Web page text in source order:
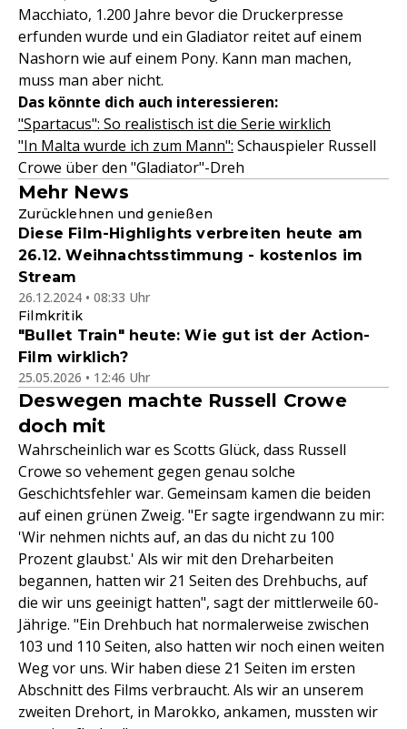
Macchiato, 1.200 Jahre bevor die Druckerpresse
erfunden wurde und ein Gladiator reitet auf einem
Nashorn wie auf einem Pony. Kann man machen,
muss man aber nicht.
Das könnte dich auch interessieren:
"Spartacus": So realistisch ist die Serie wirklich
"In Malta wurde ich zum Mann": Schauspieler Russell
Crowe über den "Gladiator"-Dreh
Mehr News
Zurücklehnen und genießen
Diese Film-Highlights verbreiten heute am
26.12. Weihnachtsstimmung - kostenlos im
Stream
26.12.2024 • 08:33 Uhr
Filmkritik
"Bullet Train" heute: Wie gut ist der Action-
Film wirklich?
25.05.2026 • 12:46 Uhr
Deswegen machte Russell Crowe
doch mit
Wahrscheinlich war es Scotts Glück, dass Russell
Crowe so vehement gegen genau solche
Geschichtsfehler war. Gemeinsam kamen die beiden
auf einen grünen Zweig. "Er sagte irgendwann zu mir:
'Wir nehmen nichts auf, an das du nicht zu 100
Prozent glaubst.' Als wir mit den Dreharbeiten
begannen, hatten wir 21 Seiten des Drehbuchs, auf
die wir uns geeinigt hatten", sagt der mittlerweile 60-
Jährige. "Ein Drehbuch hat normalerweise zwischen
103 und 110 Seiten, also hatten wir noch einen weiten
Weg vor uns. Wir haben diese 21 Seiten im ersten
Abschnitt des Films verbraucht. Als wir an unserem
zweiten Drehort, in Marokko, ankamen, mussten wir